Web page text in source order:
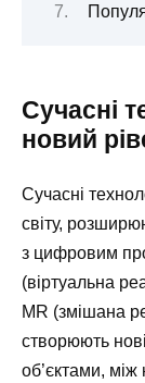
Сучасні
новий
Сучасні
світу,
з цифровим
(віртуальна
MR (змішана
створюють
об’єктами, між